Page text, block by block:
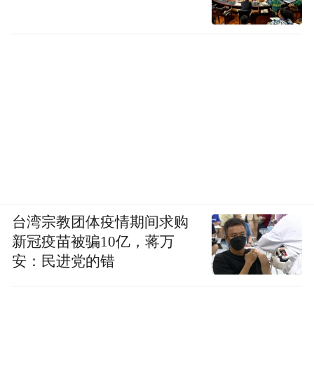
台湾宗教团体疫情期间求购
新冠疫苗被骗10亿，蒋万
安：民进党的错